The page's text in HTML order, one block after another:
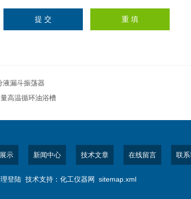
液漏斗振荡器
高温循环油浴槽
示 新闻中心 技术文章 在线留言 联
登陆 技术支持： 化工仪器网 sitemap.xml